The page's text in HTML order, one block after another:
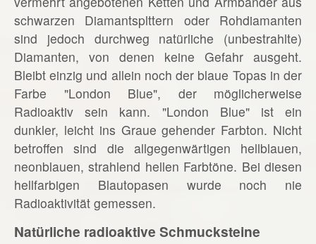
schwarzen Diamantsplttern oder Rohdiamanten
sind jedoch durchweg natürliche (unbestrahlte)
Diamanten, von denen keine Gefahr ausgeht.
Bleibt einzig und allein noch der blaue Topas in der
Farbe "London Blue", der möglicherweise
Radioaktiv sein kann. "London Blue" ist ein
dunkler, leicht ins Graue gehender Farbton. Nicht
betroffen sind die allgegenwärtigen hellblauen,
neonblauen, strahlend hellen Farbtöne. Bei diesen
hellfarbigen Blautopasen wurde noch nie
Radioaktivität gemessen.
Natürliche radioaktive Schmucksteine